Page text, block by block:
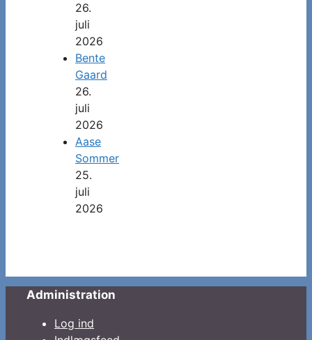
26.
juli
2026
Bente
Gaard
26.
juli
2026
Aase
Sommer
25.
juli
2026
Administration
Log ind